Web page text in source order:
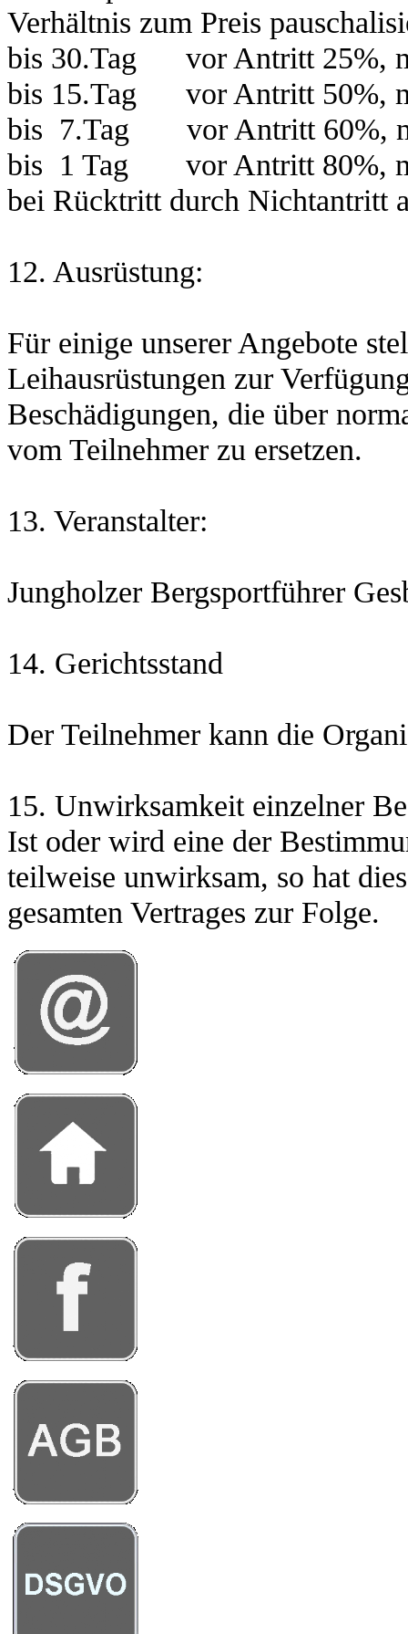
Verhältnis zum Preis
bis 30.Tag vor Antritt 25%,
bis 15.Tag vor Antritt 50%,
bis 7.Tag vor Antritt 60%,
bis 1 Tag vor Antritt 80%,
bei Rücktritt durch Nichtantritt
12. Ausrüstung:
Für einige unserer Angebote
Leihausrüstungen zur
Beschädigungen, die über
vom Teilnehmer zu ersetzen.
13.
Jungholzer Bergsportführer
14.
Der Teilnehmer kann die
15. Unwirksamkeit einzelner
Ist oder wird eine der
teilweise unwirksam, so hat
gesamten Vertrages zur Folge.